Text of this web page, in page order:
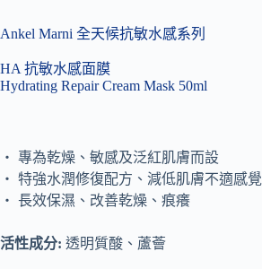
Ankel Marni 全天候抗敏水感系列
HA 抗敏水感面膜
Hydrating Repair Cream Mask 50ml
‧ 專為乾燥、敏感及泛紅肌膚而設
‧ 特強水潤修復配方、減低肌膚不適感覺
‧ 長效保濕、改善乾燥、痕癢
活性成分: 透明質酸、蘆薈